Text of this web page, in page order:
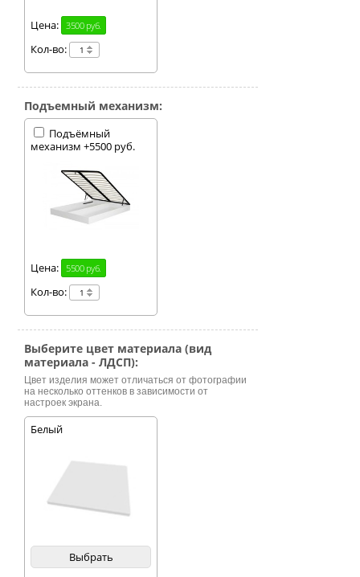
вариант цвета корпуса
из нашего каталога.
Цена: 3500 руб.
Кол-во:
Подъемный механизм:
Подъёмный
механизм +5500 руб.
Цена: 5500 руб.
Кол-во:
Выберите цвет материала (вид
материала - ЛДСП):
Цвет изделия может отличаться от фотографии
на несколько оттенков в зависимости от
настроек экрана.
Белый
Выбрать